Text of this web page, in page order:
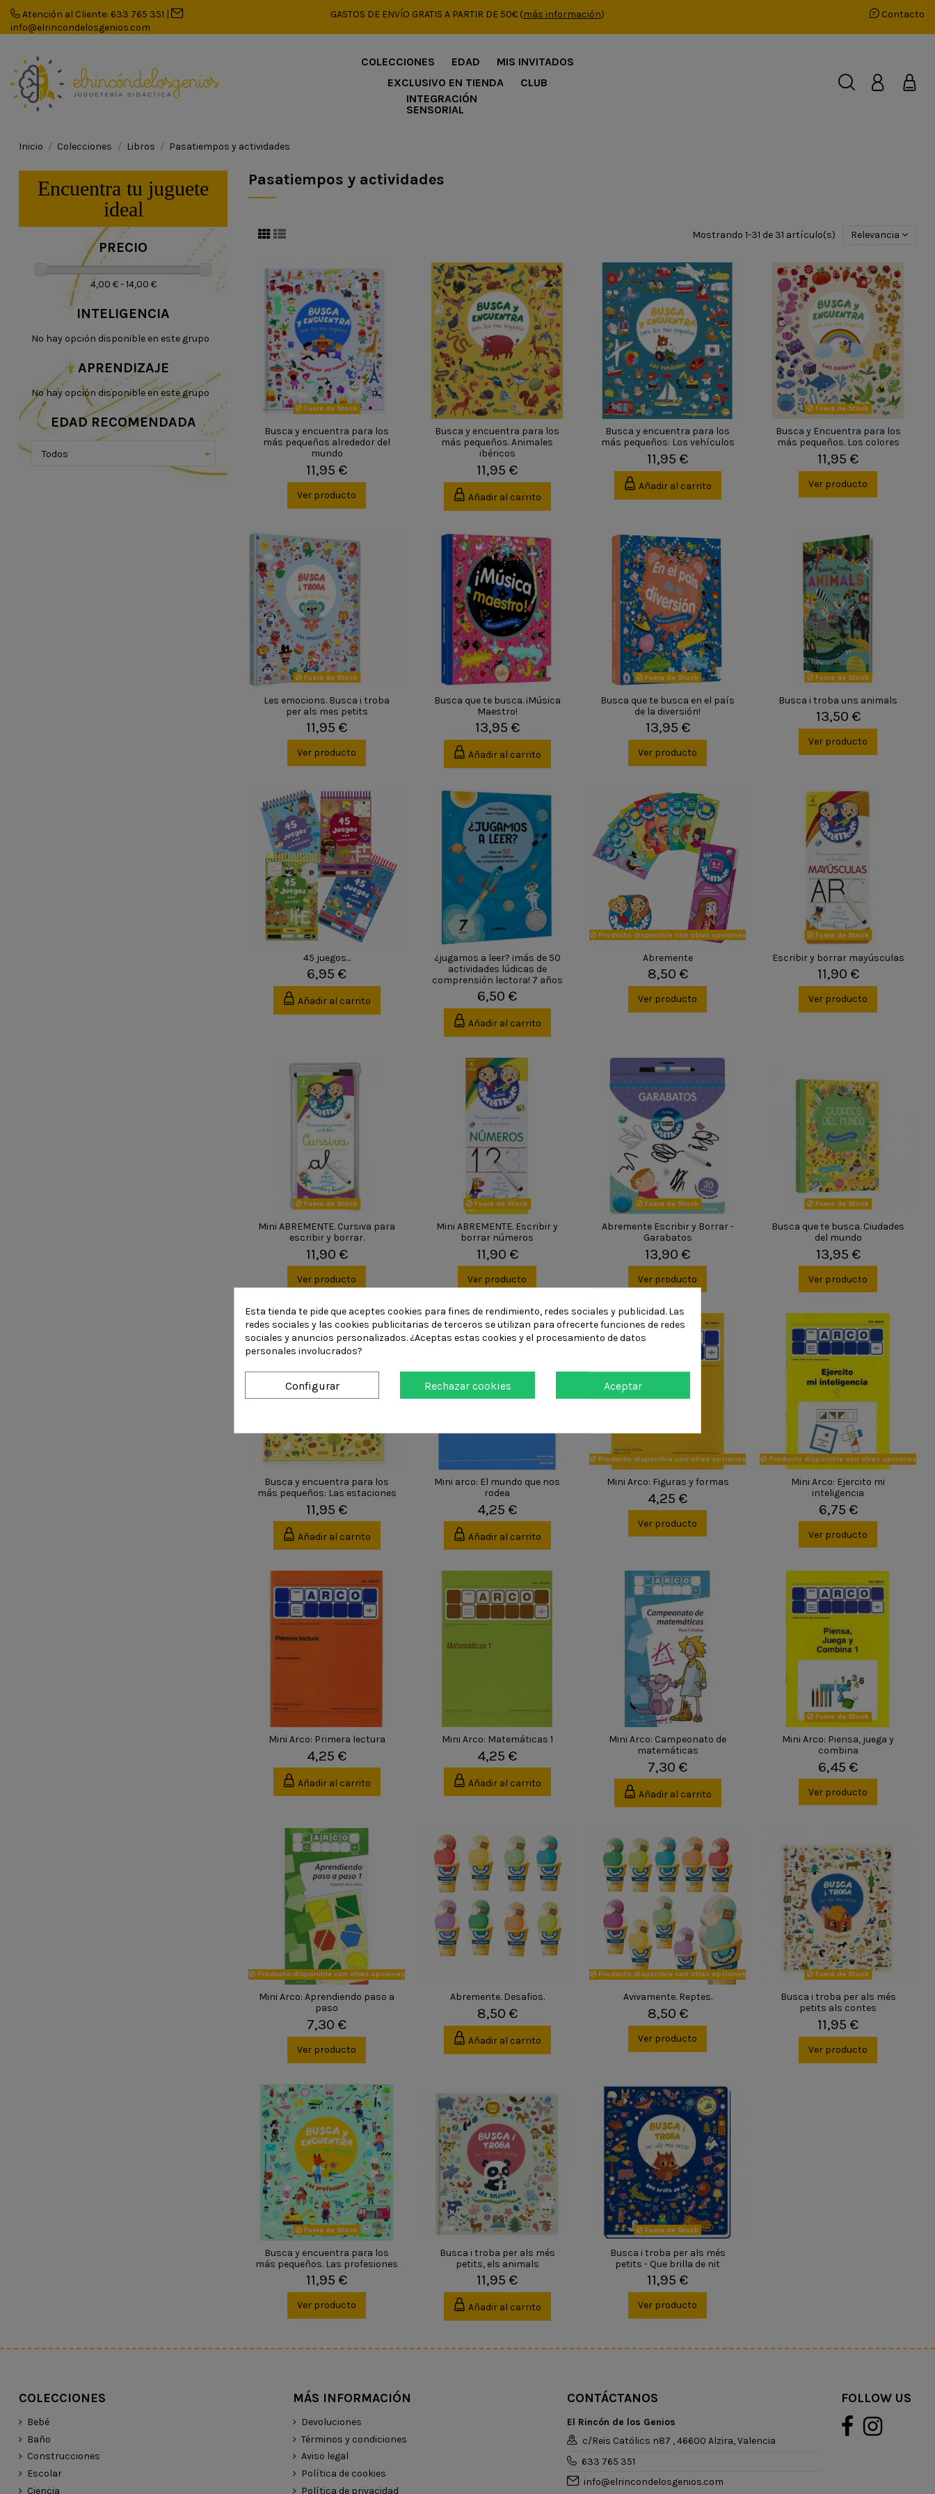
Atención al Cliente: 633 765 351 |
info@elrincondelosgenios.com
GASTOS DE ENVÍO GRATIS A PARTIR DE 50€ (más información) Contacto
COLECCIONES EDAD
MIS INVITADOS
EXCLUSIVO EN TIENDA
CLUB
INTEGRACIÓN
SENSORIAL
Inicio Colecciones Libros Pasatiempos y actividades
Pasatiempos y actividades
Mostrando 1-31 de 31 artículo(s) Relevancia
Fuera de Stock
Busca y encuentra para los
más pequeños alrededor del
mundo
11,95 €
Ver producto
Busca y encuentra para los
más pequeños. Animales
ibéricos
11,95 €
Añadir al carrito
Busca y encuentra para los
más pequeños: Los vehículos
11,95 €
Añadir al carrito
Fuera de Stock
Busca y Encuentra para los
más pequeños. Los colores
11,95 €
Ver producto
Fuera de Stock
Les emocions. Busca i troba
per als mes petits
11,95 €
Ver producto
Busca que te busca. ¡Música
Maestro!
13,95 €
Añadir al carrito
Fuera de Stock
Busca que te busca en el país
de la diversión!
13,95 €
Ver producto
Fuera de Stock
Busca i troba uns animals
13,50 €
Ver producto
45 juegos...
6,95 €
Añadir al carrito
¿jugamos a leer? ¡más de 50
actividades lúdicas de
comprensión lectora! 7 años
6,50 €
Añadir al carrito
Producto disponible con otras opciones
Abremente
8,50 €
Ver producto
Fuera de Stock
Escribir y borrar mayúsculas
11,90 €
Ver producto
Fuera de Stock
Mini ABREMENTE. Cursiva para
escribir y borrar.
11,90 €
Ver producto
Fuera de Stock
Mini ABREMENTE. Escribir y
borrar números
11,90 €
Ver producto
Fuera de Stock
Abremente Escribir y Borrar -
Garabatos
13,90 €
Ver producto
Fuera de Stock
Busca que te busca. Ciudades
del mundo
13,95 €
Ver producto
Busca y encuentra para los
más pequeños: Las estaciones
11,95 €
Añadir al carrito
Mini arco: El mundo que nos
rodea
4,25 €
Añadir al carrito
Producto disponible con otras opciones
Mini Arco: Figuras y formas
4,25 €
Ver producto
Producto disponible con otras opciones
Mini Arco: Ejercito mi
inteligencia
6,75 €
Ver producto
Mini Arco: Primera lectura
4,25 €
Añadir al carrito
Mini Arco: Matemáticas 1
4,25 €
Añadir al carrito
Mini Arco: Campeonato de
matemáticas
7,30 €
Añadir al carrito
Fuera de Stock
Mini Arco: Piensa, juega y
combina
6,45 €
Ver producto
Producto disponible con otras opciones
Mini Arco: Aprendiendo paso a
paso
7,30 €
Ver producto
Abremente. Desafios.
8,50 €
Añadir al carrito
Producto disponible con otras opciones
Avivamente. Reptes.
8,50 €
Ver producto
Fuera de Stock
Busca i troba per als més
petits als contes
11,95 €
Ver producto
Fuera de Stock
Busca y encuentra para los
más pequeños. Las profesiones
11,95 €
Ver producto
Busca i troba per als més
petits, els animals
11,95 €
Añadir al carrito
Fuera de Stock
Busca i troba per als més
petits - Que brilla de nit
11,95 €
Ver producto
Encuentra tu juguete
ideal
PRECIO
4,00 € - 14,00 €
INTELIGENCIA
No hay opción disponible en este grupo
APRENDIZAJE
No hay opción disponible en este grupo
EDAD RECOMENDADA
COLECCIONES
Bebé
Baño
Construcciones
Escolar
Ciencia
MÁS INFORMACIÓN
Devoluciones
Términos y condiciones
Aviso legal
Política de cookies
Política de privacidad
CONTÁCTANOS
El Rincón de los Genios
c/Reis Católics n87 , 46600 Alzira, Valencia
633 765 351
info@elrincondelosgenios.com
FOLLOW US
Esta tienda te pide que aceptes cookies para fines de rendimiento, redes sociales y publicidad. Las
redes sociales y las cookies publicitarias de terceros se utilizan para ofrecerte funciones de redes
sociales y anuncios personalizados. ¿Aceptas estas cookies y el procesamiento de datos
personales involucrados?
Aceptar
Rechazar cookies
Configurar